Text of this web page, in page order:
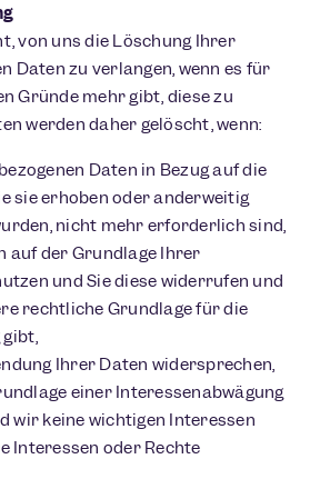
von uns die Löschung Ihrer
Daten zu verlangen, wenn es für
Gründe mehr gibt, diese zu
werden daher gelöscht, wenn:
Daten in Bezug auf die
sie erhoben oder anderweitig
nicht mehr erforderlich sind,
auf der Grundlage Ihrer
und Sie diese widerrufen und
rechtliche Grundlage für die
Ihrer Daten widersprechen,
einer Interessenabwägung
wir keine wichtigen Interessen
Interessen oder Rechte